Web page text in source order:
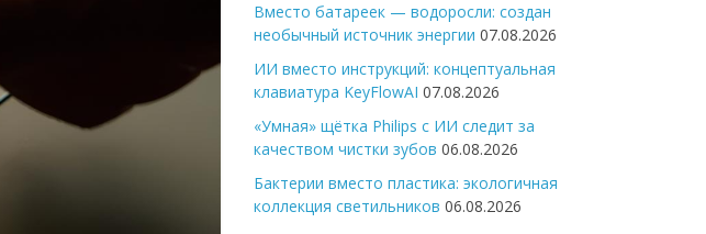
Вместо батареек — водоросли: создан
необычный источник энергии 07.08.2026
ИИ вместо инструкций: концептуальная
клавиатура KeyFlowAI 07.08.2026
«Умная» щётка Philips с ИИ следит за
качеством чистки зубов 06.08.2026
Бактерии вместо пластика: экологичная
коллекция светильников 06.08.2026